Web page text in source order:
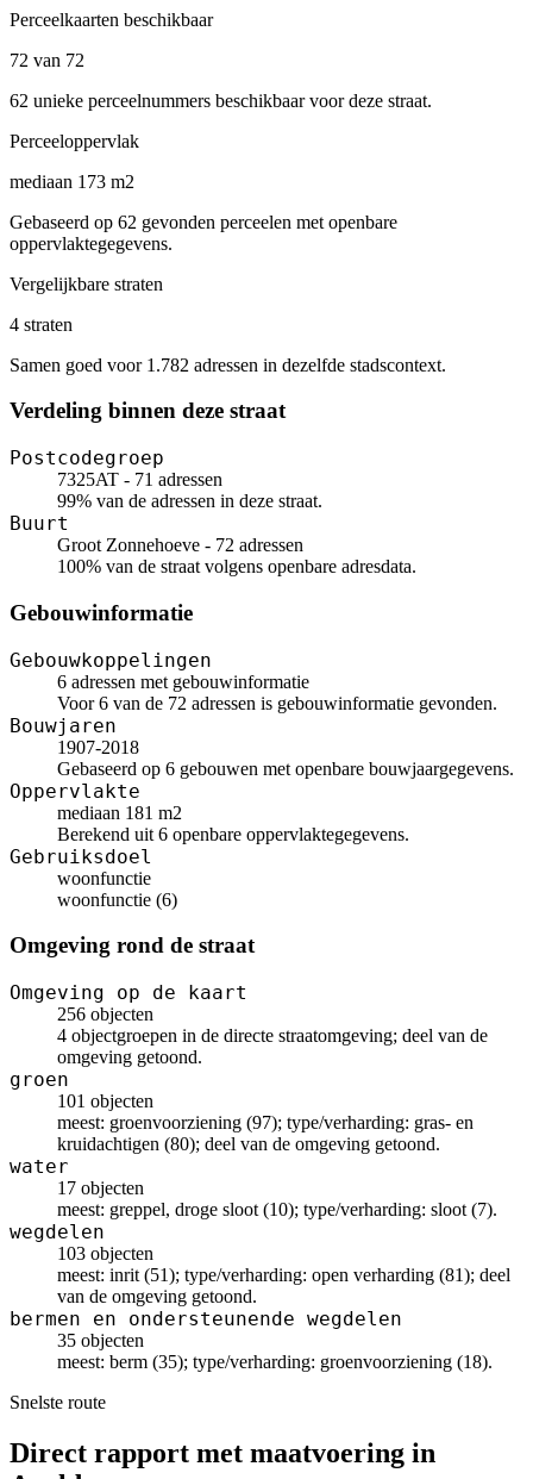
Perceelkaarten beschikbaar
72 van 72
62 unieke perceelnummers beschikbaar voor deze straat.
Perceeloppervlak
mediaan 173 m2
Gebaseerd op 62 gevonden perceelen met openbare
oppervlaktegegevens.
Vergelijkbare straten
4 straten
Samen goed voor 1.782 adressen in dezelfde stadscontext.
Verdeling binnen deze straat
Postcodegroep
7325AT - 71 adressen
99% van de adressen in deze straat.
Buurt
Groot Zonnehoeve - 72 adressen
100% van de straat volgens openbare adresdata.
Gebouwinformatie
Gebouwkoppelingen
6 adressen met gebouwinformatie
Voor 6 van de 72 adressen is gebouwinformatie gevonden.
Bouwjaren
1907-2018
Gebaseerd op 6 gebouwen met openbare bouwjaargegevens.
Oppervlakte
mediaan 181 m2
Berekend uit 6 openbare oppervlaktegegevens.
Gebruiksdoel
woonfunctie
woonfunctie (6)
Omgeving rond de straat
Omgeving op de kaart
256 objecten
4 objectgroepen in de directe straatomgeving; deel van de
omgeving getoond.
groen
101 objecten
meest: groenvoorziening (97); type/verharding: gras- en
kruidachtigen (80); deel van de omgeving getoond.
water
17 objecten
meest: greppel, droge sloot (10); type/verharding: sloot (7).
wegdelen
103 objecten
meest: inrit (51); type/verharding: open verharding (81); deel
van de omgeving getoond.
bermen en ondersteunende wegdelen
35 objecten
meest: berm (35); type/verharding: groenvoorziening (18).
Snelste route
Direct rapport met maatvoering in